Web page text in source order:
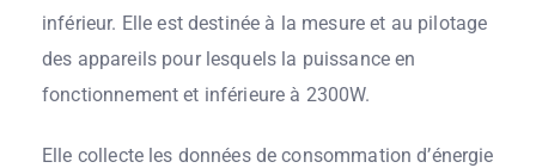
inférieur. Elle est destinée à la mesure et au pilotage
des appareils pour lesquels la puissance en
fonctionnement et inférieure à 2300W.
Elle collecte les données de consommation d’énergie